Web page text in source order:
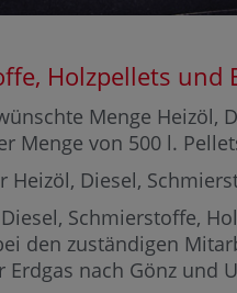
Holzpellets
Menge Heizöl,
Menge von 500 l.
Heizöl, Diesel,
Schmierstoffe,
den zuständigen
nach Gönz und